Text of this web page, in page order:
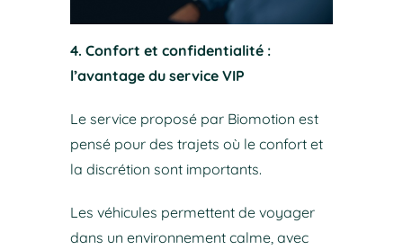
4. Confort et confidentialité :
l’avantage du service VIP
Le service proposé par Biomotion est
pensé pour des trajets où le confort et
la discrétion sont importants.
Les véhicules permettent de voyager
dans un environnement calme, avec